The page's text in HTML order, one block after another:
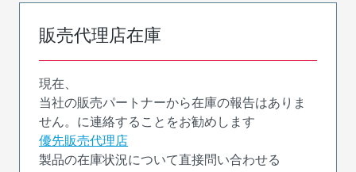
販売代理店在庫
現在、
当社の販売パートナーから在庫の報告はありま
せん。に連絡することをお勧めします
優先販売代理店
製品の在庫状況について直接問い合わせる